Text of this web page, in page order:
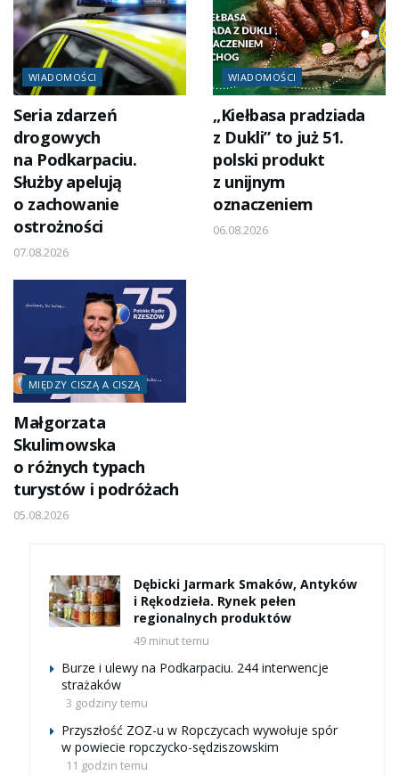
WIADOMOŚCI
Seria zdarzeń
drogowych
na Podkarpaciu.
Służby apelują
o zachowanie
ostrożności
07.08.2026
WIADOMOŚCI
„Kiełbasa pradziada
z Dukli” to już 51.
polski produkt
z unijnym
oznaczeniem
06.08.2026
MIĘDZY CISZĄ A CISZĄ
Małgorzata
Skulimowska
o różnych typach
turystów i podróżach
05.08.2026
Dębicki Jarmark Smaków, Antyków
i Rękodzieła. Rynek pełen
regionalnych produktów
49 minut temu
Burze i ulewy na Podkarpaciu. 244 interwencje
strażaków
3 godziny temu
Przyszłość ZOZ-u w Ropczycach wywołuje spór
w powiecie ropczycko-sędziszowskim
11 godzin temu